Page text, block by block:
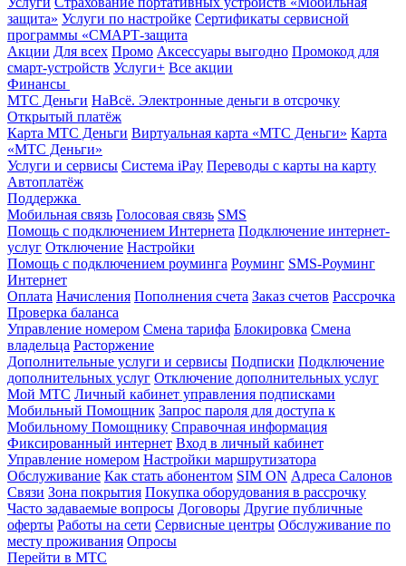
защита» Услуги по настройке Сертификаты сервисной
программы «СМАРТ-защита
Акции Для всех Промо Аксессуары выгодно Промокод для
смарт-устройств Услуги+ Все акции
Финансы
МТС Деньги НаВсё. Электронные деньги в отсрочку
Открытый платёж
Карта МТС Деньги Виртуальная карта «МТС Деньги» Карта
«МТС Деньги»
Услуги и сервисы Система iPay Переводы с карты на карту
Автоплатёж
Поддержка
Мобильная связь Голосовая связь SMS
Помощь с подключением Интернета Подключение интернет-
услуг Отключение Настройки
Помощь с подключением роуминга Роуминг SMS-Роуминг
Интернет
Оплата Начисления Пополнения счета Заказ счетов Рассрочка
Проверка баланса
Управление номером Смена тарифа Блокировка Смена
владельца Расторжение
Дополнительные услуги и сервисы Подписки Подключение
дополнительных услуг Отключение дополнительных услуг
Мой МТС Личный кабинет управления подписками
Мобильный Помощник Запрос пароля для доступа к
Мобильному Помощнику Справочная информация
Фиксированный интернет Вход в личный кабинет
Управление номером Настройки маршрутизатора
Обслуживание Как стать абонентом SIM ON Адреса Салонов
Связи Зона покрытия Покупка оборудования в рассрочку
Часто задаваемые вопросы Договоры Другие публичные
оферты Работы на сети Сервисные центры Обслуживание по
месту проживания Опросы
Перейти в МТС